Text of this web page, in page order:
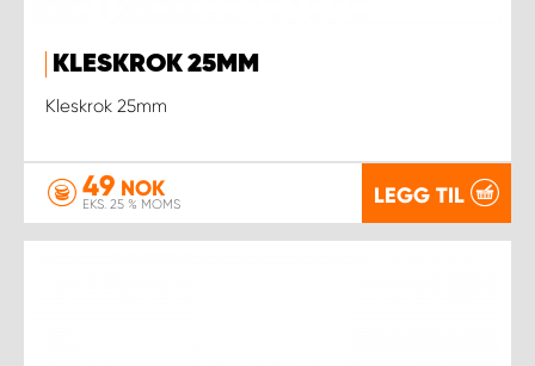
KLESKROK 25MM
Kleskrok 25mm
49 NOK
EKS. 25 % MOMS LEGG TIL